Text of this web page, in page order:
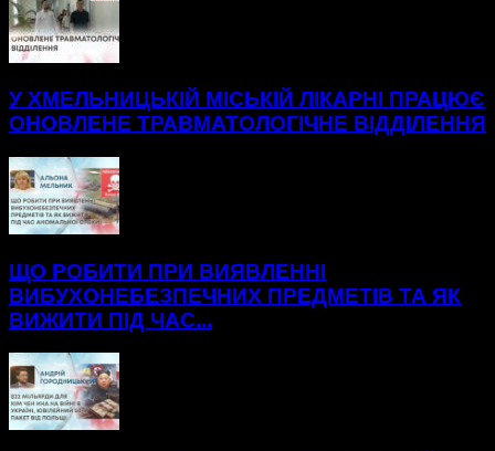
У ХМЕЛЬНИЦЬКІЙ МІСЬКІЙ ЛІКАРНІ ПРАЦЮЄ
ОНОВЛЕНЕ ТРАВМАТОЛОГІЧНЕ ВІДДІЛЕННЯ
ЩО РОБИТИ ПРИ ВИЯВЛЕННІ
ВИБУХОНЕБЕЗПЕЧНИХ ПРЕДМЕТІВ ТА ЯК
ВИЖИТИ ПІД ЧАС...